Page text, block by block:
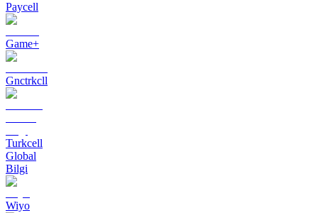
Paycell
Game+
Gnctrkcll
Turkcell
Global
Bilgi
Wiyo